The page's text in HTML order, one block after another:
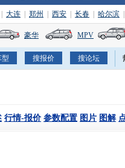
大连 郑州 西安 长春 哈尔滨
豪华 MPV
行情-报价 参数配置 图片 图解